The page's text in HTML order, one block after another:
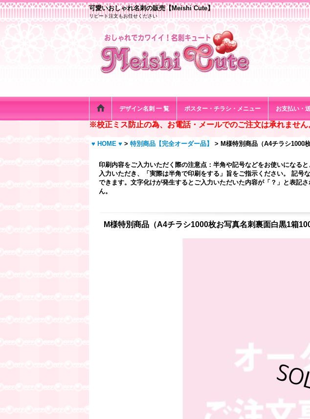
可愛いおしゃれ名刺の販売【Meishi Cute】
リピート注文もお任せください
デザイン名刺 一 覧 ポスター・チラシ・メニュー お支払い・
※校正ミス防止の為、お電話・メールでのご注文は承れませ
♥ HOME ♥ > 特別商品【完全オーダー品】 > M様特別商品（A4チラシ1000
印刷内容をご入力いただく際の注意点：半角や記号などをお使いになる
入力いただき、「実際は半角で印刷をする」旨をご指示ください。 記
できます。文字化けが発生するとご入力いただいた内容が「？」と表記
ん。
M様特別商品（A4チラシ1000枚お写真名刺裏面白黒1箱100